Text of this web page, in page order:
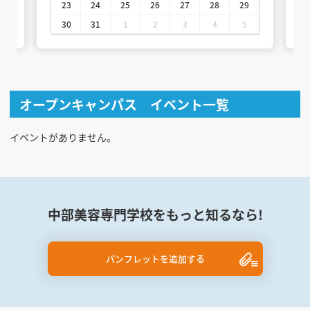
23 24 25 26 27 28
29
30
31 1 2 3 4 5
オープンキャンパス イベント一覧
イベントがありません。
中部美容専門学校をもっと知るなら!
パンフレットを追加する